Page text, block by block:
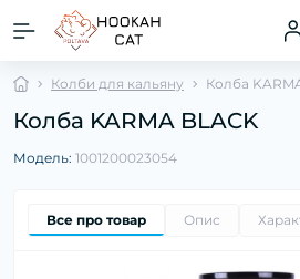
Колби для кальяну Колба
Колба KARMA BLACK
Модель: 1001200023054
Все про товар Опис